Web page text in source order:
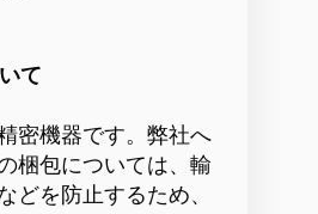
て
密機器です。弊社へ
梱包については、輸
どを防止するため、